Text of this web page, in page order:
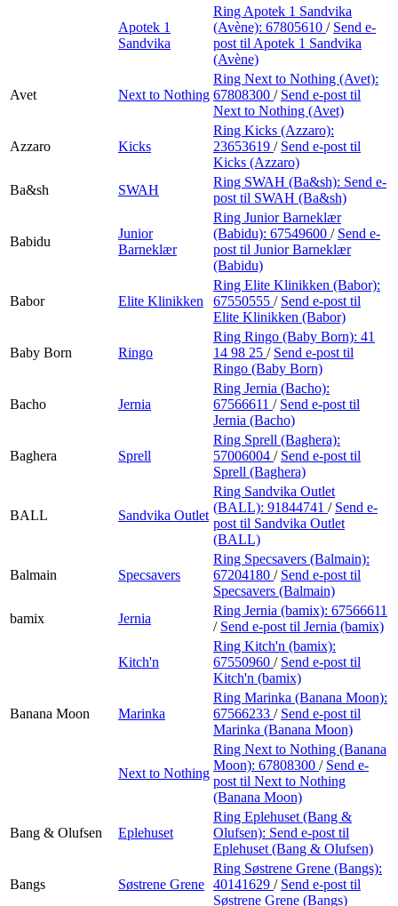
Apotek 1
Sandvika
Ring Apotek 1 Sandvika
(Avène): 67805610 / Send e-
post til Apotek 1 Sandvika
(Avène)
Avet Next to Nothing
Ring Next to Nothing (Avet):
67808300 / Send e-post til
Next to Nothing (Avet)
Azzaro Kicks
Ring Kicks (Azzaro):
23653619 / Send e-post til
Kicks (Azzaro)
Ba&sh
SWAH
Ring SWAH (Ba&sh): Send e-
post til SWAH (Ba&sh)
Babidu
Junior
Barneklær
Ring Junior Barneklær
(Babidu): 67549600 / Send e-
post til Junior Barneklær
(Babidu)
Babor Elite Klinikken
Ring Elite Klinikken (Babor):
67550555 / Send e-post til
Elite Klinikken (Babor)
Baby Born Ringo
Ring Ringo (Baby Born): 41
14 98 25 / Send e-post til
Ringo (Baby Born)
Bacho Jernia
Ring Jernia (Bacho):
67566611 / Send e-post til
Jernia (Bacho)
Baghera Sprell
Ring Sprell (Baghera):
57006004 / Send e-post til
Sprell (Baghera)
BALL Sandvika Outlet
Ring Sandvika Outlet
(BALL): 91844741 / Send e-
post til Sandvika Outlet
(BALL)
Balmain Specsavers
Ring Specsavers (Balmain):
67204180 / Send e-post til
Specsavers (Balmain)
bamix
Jernia
Ring Jernia (bamix): 67566611
/ Send e-post til Jernia (bamix)
Kitch'n
Ring Kitch'n (bamix):
67550960 / Send e-post til
Kitch'n (bamix)
Banana Moon Marinka
Ring Marinka (Banana Moon):
67566233 / Send e-post til
Marinka (Banana Moon)
Next to Nothing
Ring Next to Nothing (Banana
Moon): 67808300 / Send e-
post til Next to Nothing
(Banana Moon)
Bang & Olufsen Eplehuset
Ring Eplehuset (Bang &
Olufsen): Send e-post til
Eplehuset (Bang & Olufsen)
Bangs Søstrene Grene
Ring Søstrene Grene (Bangs):
40141629 / Send e-post til
Søstrene Grene (Bangs)